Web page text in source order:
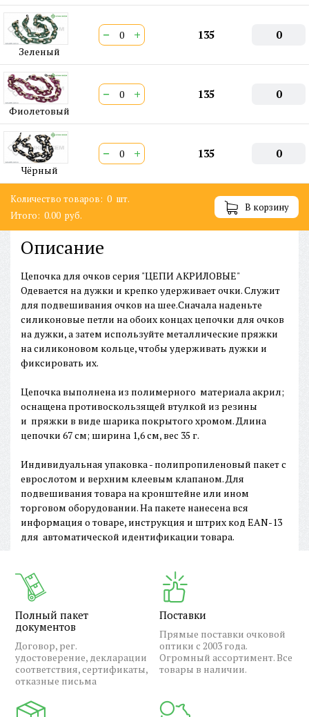
Зеленый
− + 135 0
Фиолетовый
− + 135 0
Чёрный
− + 135 0
Количество товаров: 0 шт.
Итого: 0.00 руб.
В корзину
Описание
Цепочка для очков серия "ЦЕПИ АКРИЛОВЫЕ"
Одевается на дужки и крепко удерживает очки. Служит
для подвешивания очков на шее.Сначала наденьте
силиконовые петли на обоих концах цепочки для очков
на дужки, а затем используйте металлические пряжки
на силиконовом кольце, чтобы удерживать дужки и
фиксировать их.
Цепочка выполнена из полимерного материала акрил;
оснащена противоскользящей втулкой из резины
и пряжки в виде шарика покрытого хромом. Длина
цепочки 67 см; ширина 1,6 см, вес 35 г.
Индивидуальная упаковка - полипропиленовый пакет с
еврослотом и верхним клеевым клапаном. Для
подвешивания товара на кронштейне или ином
торговом оборудовании. На пакете нанесена вся
информация о товаре, инструкция и штрих код EAN-13
для автоматической идентификации товара.
Полный пакет
документов
Договор, рег.
удостоверение, декларации
соответствия, сертификаты,
отказные письма
Поставки
Прямые поставки очковой
оптики с 2003 года.
Огромный ассортимент. Все
товары в наличии.